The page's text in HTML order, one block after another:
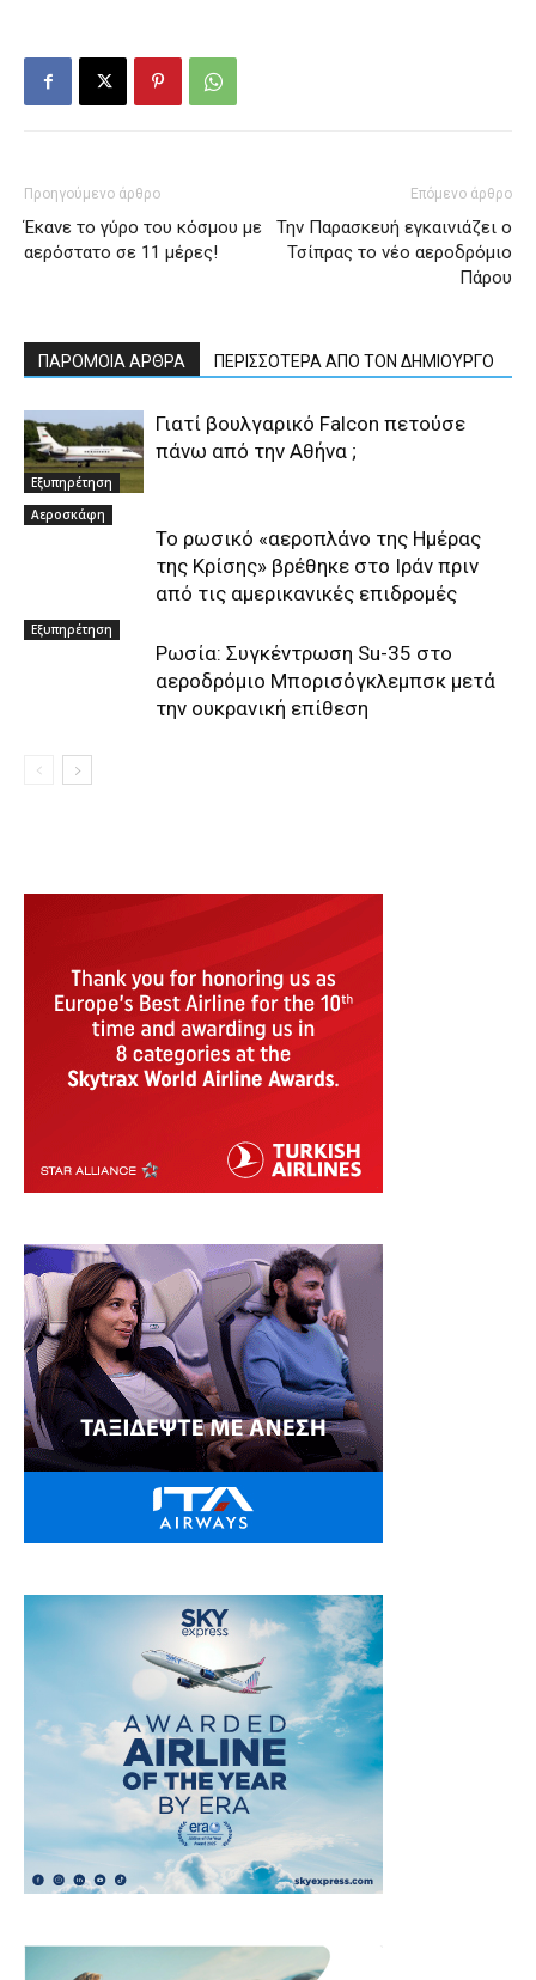
Προηγούμενο άρθρο
Έκανε το γύρο του κόσμου με
αερόστατο σε 11 μέρες!
Επόμενο άρθρο
Την Παρασκευή εγκαινιάζει ο
Τσίπρας το νέο αεροδρόμιο
Πάρου
ΠΑΡΟΜΟΙΑ ΑΡΘΡΑ ΠΕΡΙΣΣΟΤΕΡΑ ΑΠΟ ΤΟΝ ΔΗΜΙΟΥΡΓΟ
Εξυπηρέτηση
Γιατί βουλγαρικό Falcon πετούσε
πάνω από την Αθήνα ;
Αεροσκάφη
Το ρωσικό «αεροπλάνο της Ημέρας
της Κρίσης» βρέθηκε στο Ιράν πριν
από τις αμερικανικές επιδρομές
Εξυπηρέτηση
Ρωσία: Συγκέντρωση Su-35 στο
αεροδρόμιο Μπορισόγκλεμπσκ μετά
την ουκρανική επίθεση